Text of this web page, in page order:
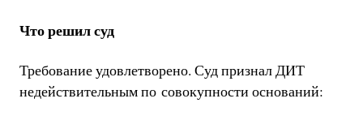
Что решил суд
Требование удовлетворено. Суд признал ДИТ
недействительным по совокупности оснований: